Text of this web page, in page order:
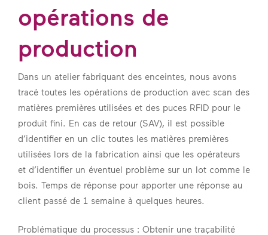
opérations de
production
Dans un atelier fabriquant des enceintes, nous avons
tracé toutes les opérations de production avec scan des
matières premières utilisées et des puces RFID pour le
produit fini. En cas de retour (SAV), il est possible
d’identifier en un clic toutes les matières premières
utilisées lors de la fabrication ainsi que les opérateurs
et d’identifier un éventuel problème sur un lot comme le
bois. Temps de réponse pour apporter une réponse au
client passé de 1 semaine à quelques heures.
Problématique du processus : Obtenir une traçabilité